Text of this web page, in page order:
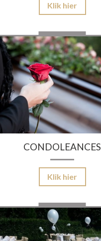
Klik hier
CONDOLEANCES
Klik hier